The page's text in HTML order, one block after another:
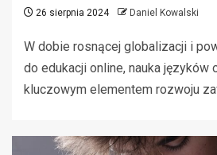
26 sierpnia 2024 Daniel Kowalski
W dobie rosnącej globalizacji i
do edukacji online, nauka języków
kluczowym elementem rozwoju